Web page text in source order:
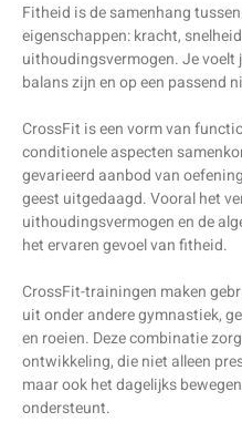
Fitheid is de samenhang
eigenschappen: kracht,
uithoudingsvermogen. Je voelt
balans zijn en op een passend
CrossFit is een vorm van
conditionele aspecten
gevarieerd aanbod van
geest uitgedaagd. Vooral het
uithoudingsvermogen en de
het ervaren gevoel van fitheid.
CrossFit-trainingen maken
uit onder andere gymnastiek,
en roeien. Deze combinatie
ontwikkeling, die niet alleen
maar ook het dagelijks
ondersteunt.